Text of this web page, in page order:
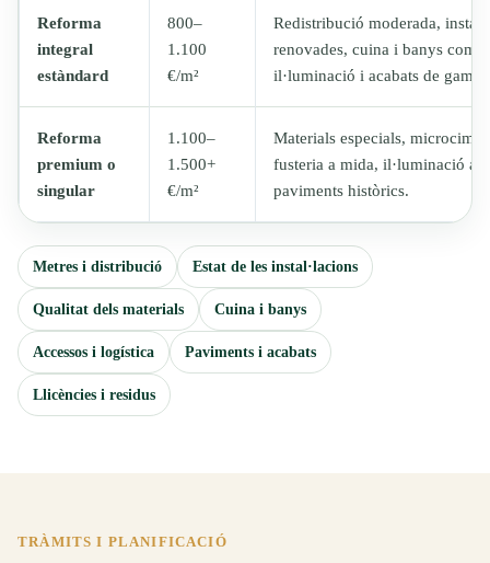
Reforma
integral
estàndard
800–
1.100
€/m²
Redistribució moderada,
renovades, cuina i banys
il·luminació i acabats de
Reforma
premium o
singular
1.100–
1.500+
€/m²
Materials especials,
fusteria a mida, il·luminació
paviments històrics.
Metres i distribució Estat de les instal·lacions
Qualitat dels materials Cuina i banys
Accessos i logística Paviments i acabats
Llicències i residus
TRÀMITS I PLANIFICACIÓ